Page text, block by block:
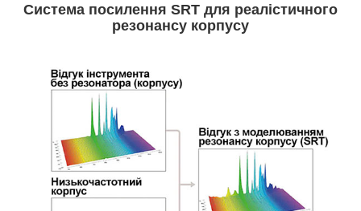
Система посилення SRT для реалістичного
резонансу корпусу